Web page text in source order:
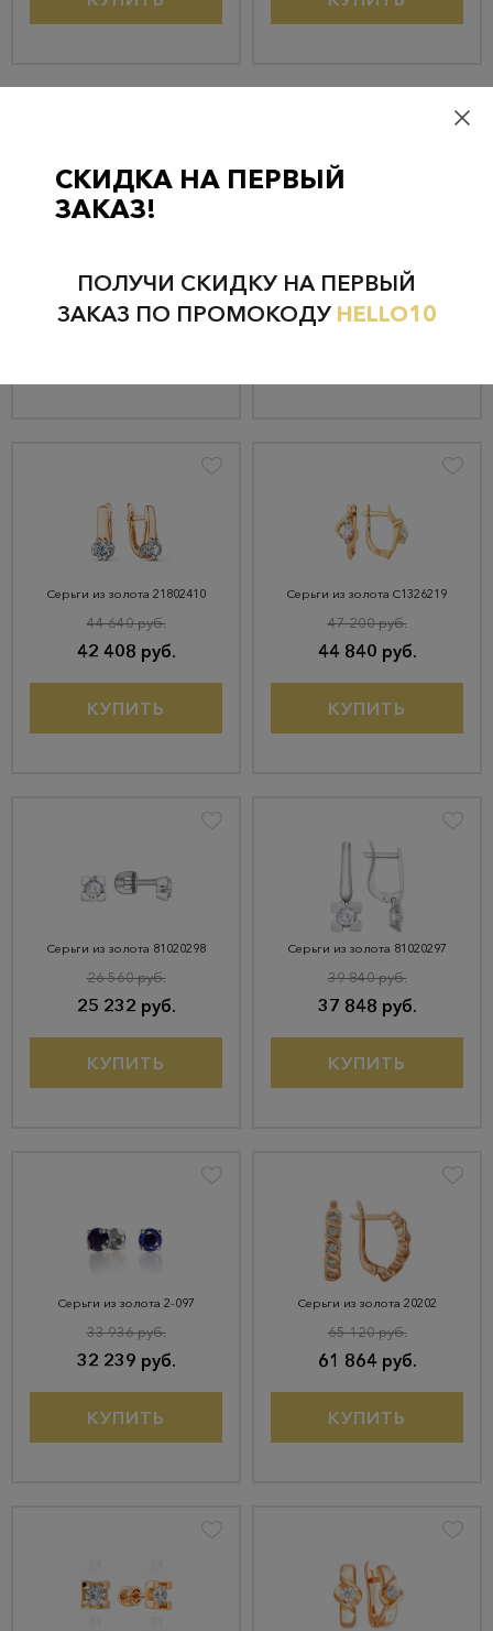
77 902 руб. 46 968 руб.
49 440 руб.
Серьги из золота 21802410
42 408 руб.
44 640 руб.
КУПИТЬ
Серьги из золота С1326219
44 840 руб.
47 200 руб.
КУПИТЬ
Серьги из золота 81020298
25 232 руб.
26 560 руб.
КУПИТЬ
Серьги из золота 81020297
37 848 руб.
39 840 руб.
КУПИТЬ
Серьги из золота 2-097
32 239 руб.
33 936 руб.
КУПИТЬ
Серьги из золота 20202
61 864 руб.
65 120 руб.
КУПИТЬ
СКИДКА НА ПЕРВЫЙ
ЗАКАЗ!
ПОЛУЧИ СКИДКУ НА ПЕРВЫЙ
ЗАКАЗ ПО ПРОМОКОДУ HELLO10